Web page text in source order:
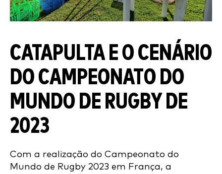
CATAPULTA E O CENÁRIO
DO CAMPEONATO DO
MUNDO DE RUGBY DE
2023
Com a realização do Campeonato do
Mundo de Rugby 2023 em França, a